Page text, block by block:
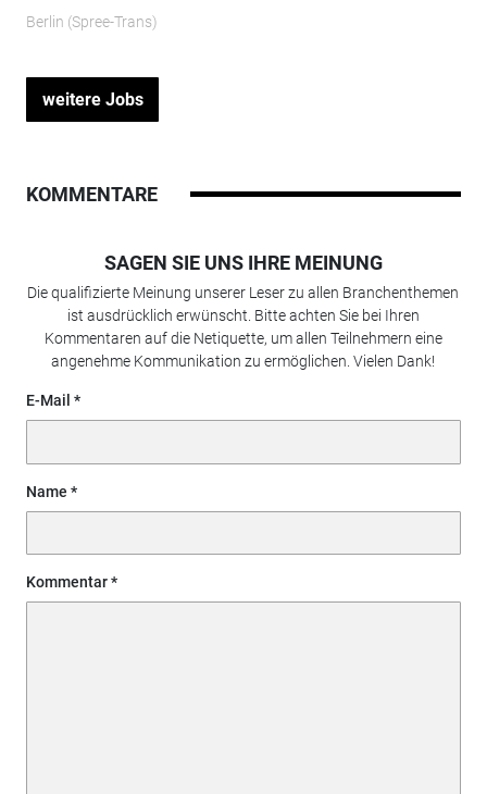
Berlin (Spree-Trans)
weitere Jobs
KOMMENTARE
SAGEN SIE UNS IHRE MEINUNG
Die qualifizierte Meinung unserer Leser zu allen Branchenthemen
ist ausdrücklich erwünscht. Bitte achten Sie bei Ihren
Kommentaren auf die Netiquette, um allen Teilnehmern eine
angenehme Kommunikation zu ermöglichen. Vielen Dank!
E-Mail
Name
Kommentar